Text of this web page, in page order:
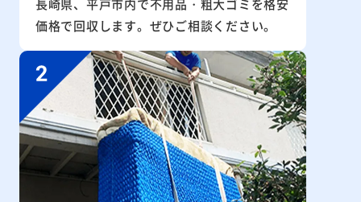
長崎県、平戸市内で不用品・粗大ゴミを格安
価格で回収します。ぜひご相談ください。